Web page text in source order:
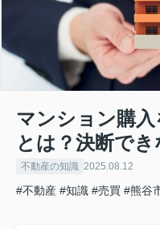
マンション購
とは？決断で
不動産の知識 2025.08.12
#不動産 #知識 #売買 #熊谷